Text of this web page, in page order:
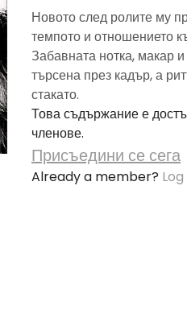
Новото след ролите му
темпото и отношението
Забавната нотка, макар
търсена през кадър, а
стакато.
Това съдържание е
членове.
Присъедини се сега
Already a member?